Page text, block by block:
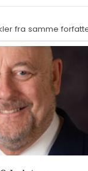
fra samme